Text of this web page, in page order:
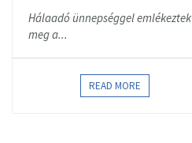
Hálaadó ünnepséggel emlékeztek
meg a...
READ MORE